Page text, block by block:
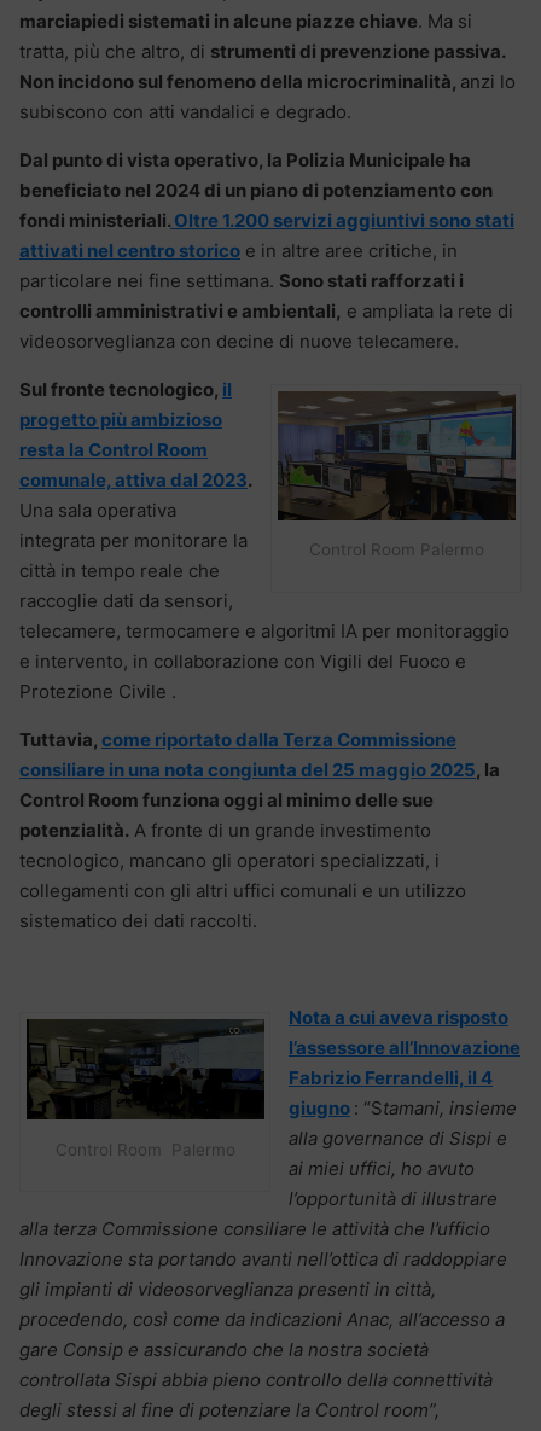
marciapiedi sistemati in alcune piazze chiave. Ma si
tratta, più che altro, di strumenti di prevenzione passiva.
Non incidono sul fenomeno della microcriminalità, anzi lo
subiscono con atti vandalici e degrado.
Dal punto di vista operativo, la Polizia Municipale ha
beneficiato nel 2024 di un piano di potenziamento con
fondi ministeriali. Oltre 1.200 servizi aggiuntivi sono stati
attivati nel centro storico e in altre aree critiche, in
particolare nei fine settimana. Sono stati rafforzati i
controlli amministrativi e ambientali, e ampliata la rete di
videosorveglianza con decine di nuove telecamere.
Control Room Palermo
Sul fronte tecnologico, il
progetto più ambizioso
resta la Control Room
comunale, attiva dal 2023.
Una sala operativa
integrata per monitorare la
città in tempo reale che
raccoglie dati da sensori,
telecamere, termocamere e algoritmi IA per monitoraggio
e intervento, in collaborazione con Vigili del Fuoco e
Protezione Civile .
Tuttavia, come riportato dalla Terza Commissione
consiliare in una nota congiunta del 25 maggio 2025, la
Control Room funziona oggi al minimo delle sue
potenzialità. A fronte di un grande investimento
tecnologico, mancano gli operatori specializzati, i
collegamenti con gli altri uffici comunali e un utilizzo
sistematico dei dati raccolti.
Control Room Palermo
Nota a cui aveva risposto
l’assessore all’Innovazione
Fabrizio Ferrandelli, il 4
giugno : “Stamani, insieme
alla governance di Sispi e
ai miei uffici, ho avuto
l’opportunità di illustrare
alla terza Commissione consiliare le attività che l’ufficio
Innovazione sta portando avanti nell’ottica di raddoppiare
gli impianti di videosorveglianza presenti in città,
procedendo, così come da indicazioni Anac, all’accesso a
gare Consip e assicurando che la nostra società
controllata Sispi abbia pieno controllo della connettività
degli stessi al fine di potenziare la Control room”,